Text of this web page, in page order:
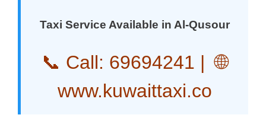
Taxi Service Available in Al-Qusour
📞 Call: 69694241 | 🌐
www.kuwaittaxi.co